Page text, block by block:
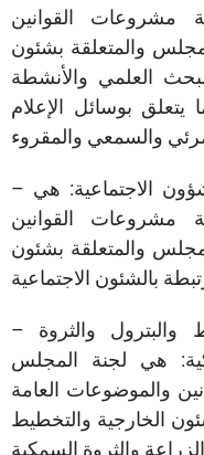
مشروعات القوانين
والمتعلقة بشئون
العلمي والأنشطة
يتعلق بوسائل الإعلام
– لجنة الشؤون الصحية والعمل والشؤون الاجتماعية: هي
مشروعات القوانين
والمتعلقة بشئون
– لجنة الشؤون الخارجية والتخطيط والبترول والثروة
هي لجنة المجلس
والموضوعات العامة
الخارجية والتخطيط